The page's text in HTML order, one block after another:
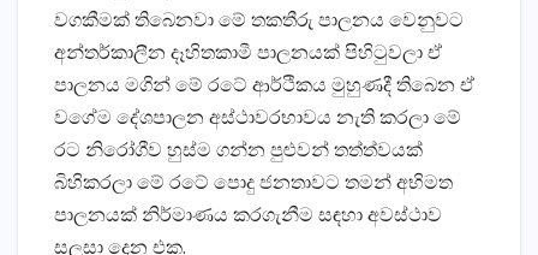
වගකීමක් තිබෙනවා මේ තකතීරු පාලනය වෙනුවට
අන්තර්කාලීන දෑහිතකාමී පාලනයක් පිහිටුවලා ඒ
පාලනය මගින් මේ රටේ ආර්ථිකය මුහුණදී තිබෙන ඒ
වගේම දේශපාලන අස්ථාවරභාවය නැති කරලා මේ
රට නිරෝගීව හුස්ම ගන්න පුළුවන් තත්ත්වයක්
බිහිකරලා මේ රටේ පොදු ජනතාවට තමන් අභිමත
පාලනයක් නිර්මාණය කරගැනීම සඳහා අවස්ථාව
සලසා දෙන එක.